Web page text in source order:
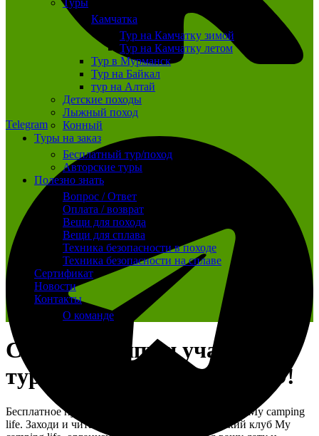
Telegram
Туры
Камчатка
Тур на Камчатку зимой
Тур на Камчатку летом
Тур в Мурманск
Тур на Байкал
тур на Алтай
Детские походы
Лыжный поход
Конный
Туры на заказ
Бесплатный тур/поход
Авторские туры
Полезно знать
Вопрос / Ответ
Оплата / возврат
Вещи для похода
Вещи для сплава
Техника безопасности в походе
Техника безопасности на сплаве
Сертификат
Новости
Контакты
О команде
Собери группу и участвуй в
туре / походе БЕСПЛАТНО!
Бесплатное путешествие, поход или тур вместе с My camping
life. Заходи и читай условие! Наш туристический клуб My